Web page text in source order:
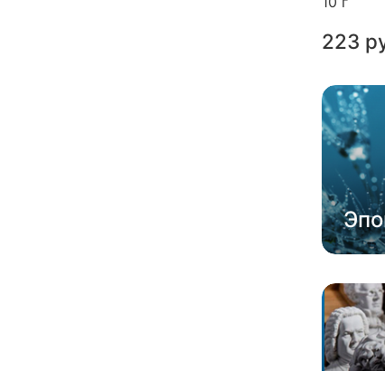
223